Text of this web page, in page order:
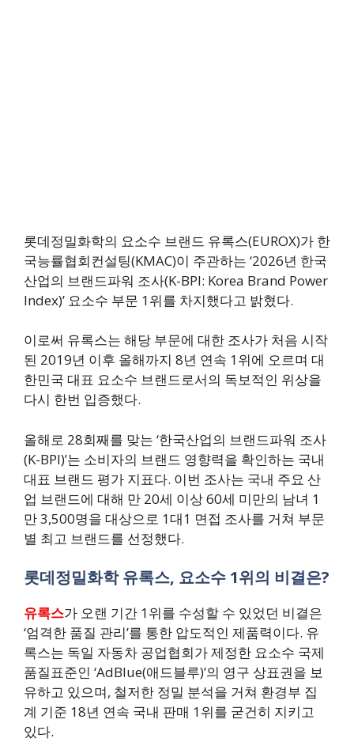
롯데정밀화학의 요소수 브랜드 유록스(EUROX)가 한
국능률협회컨설팅(KMAC)이 주관하는 ‘2026년 한국
산업의 브랜드파워 조사(K-BPI: Korea Brand Power
Index)’ 요소수 부문 1위를 차지했다고 밝혔다.
이로써 유록스는 해당 부문에 대한 조사가 처음 시작
된 2019년 이후 올해까지 8년 연속 1위에 오르며 대
한민국 대표 요소수 브랜드로서의 독보적인 위상을
다시 한번 입증했다.
올해로 28회째를 맞는 ‘한국산업의 브랜드파워 조사
(K-BPI)’는 소비자의 브랜드 영향력을 확인하는 국내
대표 브랜드 평가 지표다. 이번 조사는 국내 주요 산
업 브랜드에 대해 만 20세 이상 60세 미만의 남녀 1
만 3,500명을 대상으로 1대1 면접 조사를 거쳐 부문
별 최고 브랜드를 선정했다.
롯데정밀화학 유록스, 요소수 1위의 비결은?
유록스가 오랜 기간 1위를 수성할 수 있었던 비결은
‘엄격한 품질 관리’를 통한 압도적인 제품력이다. 유
록스는 독일 자동차 공업협회가 제정한 요소수 국제
품질표준인 ‘AdBlue(애드블루)’의 영구 상표권을 보
유하고 있으며, 철저한 정밀 분석을 거쳐 환경부 집
계 기준 18년 연속 국내 판매 1위를 굳건히 지키고
있다.